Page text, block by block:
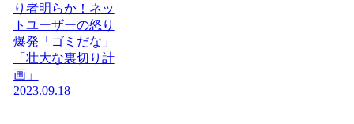
り者明らか！ネッ
トユーザーの怒り
爆発「ゴミだな」
「壮大な裏切り計
画」
2023.09.18